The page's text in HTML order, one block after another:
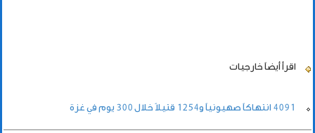
اقرأ أيضاً خارجيات
4091 انتهاكاً صهيونياً و1254 قتيلاً خلال 300 يوم في غزة